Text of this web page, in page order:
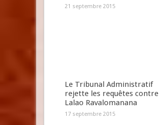
21 septembre 2015
Le Tribunal Administratif
rejette les requêtes contre
Lalao Ravalomanana
17 septembre 2015